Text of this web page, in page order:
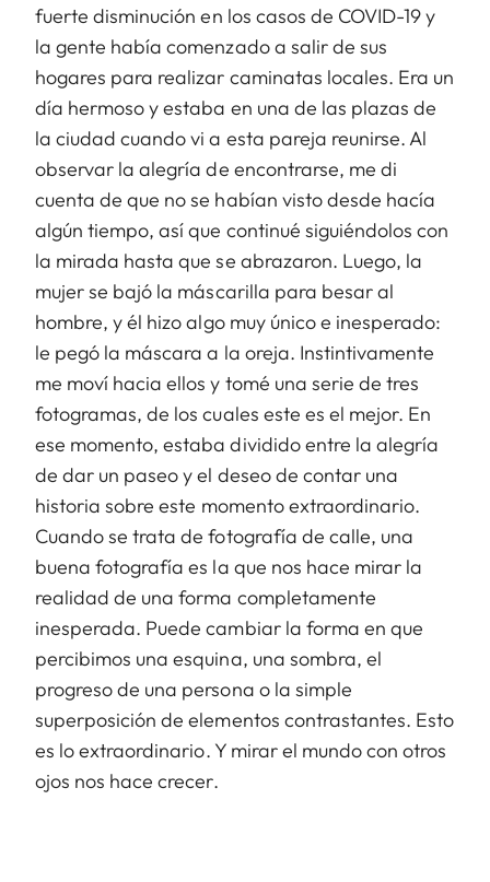
fuerte disminución en los casos de COVID-19 y
la gente había comenzado a salir de sus
hogares para realizar caminatas locales. Era un
día hermoso y estaba en una de las plazas de
la ciudad cuando vi a esta pareja reunirse. Al
observar la alegría de encontrarse, me di
cuenta de que no se habían visto desde hacía
algún tiempo, así que continué siguiéndolos con
la mirada hasta que se abrazaron. Luego, la
mujer se bajó la máscarilla para besar al
hombre, y él hizo algo muy único e inesperado:
le pegó la máscara a la oreja. Instintivamente
me moví hacia ellos y tomé una serie de tres
fotogramas, de los cuales este es el mejor. En
ese momento, estaba dividido entre la alegría
de dar un paseo y el deseo de contar una
historia sobre este momento extraordinario.
Cuando se trata de fotografía de calle, una
buena fotografía es la que nos hace mirar la
realidad de una forma completamente
inesperada. Puede cambiar la forma en que
percibimos una esquina, una sombra, el
progreso de una persona o la simple
superposición de elementos contrastantes. Esto
es lo extraordinario. Y mirar el mundo con otros
ojos nos hace crecer.